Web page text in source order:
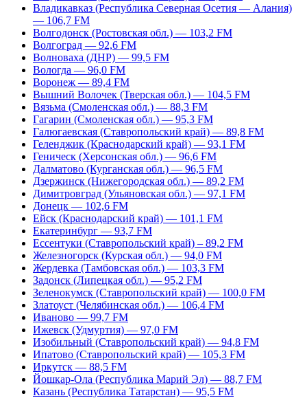
Владикавказ (Республика Северная Осетия — Алания)
— 106,7 FM
Волгодонск (Ростовская обл.) — 103,2 FM
Волгоград — 92,6 FM
Волноваха (ДНР) — 99,5 FM
Вологда — 96,0 FM
Воронеж — 89,4 FM
Вышний Волочек (Тверская обл.) — 104,5 FM
Вязьма (Смоленская обл.) — 88,3 FM
Гагарин (Смоленская обл.) — 95,3 FM
Галюгаевская (Ставропольский край) — 89,8 FM
Геленджик (Краснодарский край) — 93,1 FM
Геническ (Херсонская обл.) — 96,6 FM
Далматово (Курганская обл.) — 96,5 FM
Дзержинск (Нижегородская обл.) — 89,2 FM
Димитровград (Ульяновская обл.) — 97,1 FM
Донецк — 102,6 FM
Ейск (Краснодарский край) — 101,1 FM
Екатеринбург — 93,7 FM
Ессентуки (Ставропольский край) – 89,2 FM
Железногорск (Курская обл.) — 94,0 FM
Жердевка (Тамбовская обл.) — 103,3 FM
Задонск (Липецкая обл.) — 95,2 FM
Зеленокумск (Ставропольский край) — 100,0 FM
Златоуст (Челябинская обл.) — 106,4 FM
Иваново — 99,7 FM
Ижевск (Удмуртия) — 97,0 FM
Изобильный (Ставропольский край) — 94,8 FM
Ипатово (Ставропольский край) — 105,3 FM
Иркутск — 88,5 FM
Йошкар-Ола (Республика Марий Эл) — 88,7 FM
Казань (Республика Татарстан) — 95,5 FM